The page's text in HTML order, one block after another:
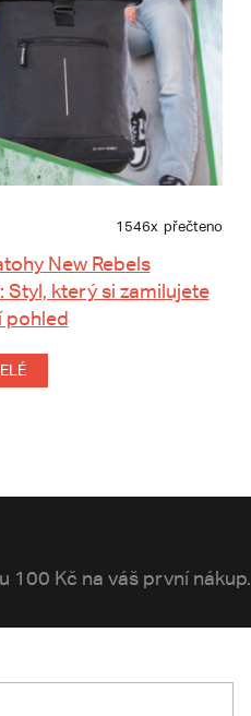
1546x přečteno
New Rebels
Styl, který si zamilujete
pohled
100 Kč na váš první nákup.